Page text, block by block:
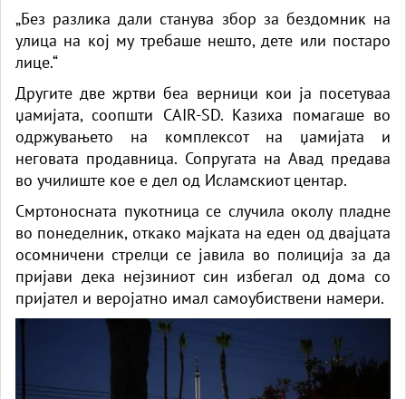
„Без разлика дали станува збор за бездомник на
улица на кој му требаше нешто, дете или постаро
лице.“
Другите две жртви беа верници кои ја посетуваа
џамијата, соопшти CAIR-SD. Казиха помагаше во
одржувањето на комплексот на џамијата и
неговата продавница. Сопругата на Авад предава
во училиште кое е дел од Исламскиот центар.
Смртоносната пукотница се случила околу пладне
во понеделник, откако мајката на еден од двајцата
осомничени стрелци се јавила во полиција за да
пријави дека нејзиниот син избегал од дома со
пријател и веројатно имал самоубиствени намери.